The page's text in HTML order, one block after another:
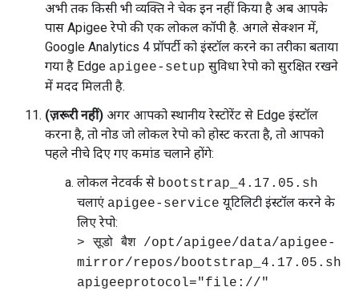
अभी तक किसी भी व्यक्ति ने चेक इन नहीं किया है अब आपके
पास Apigee रेपो की एक लोकल कॉपी है. अगले सेक्शन में,
Google Analytics 4 प्रॉपर्टी को इंस्टॉल करने का तरीका बताया
गया है Edge apigee-setup सुविधा रेपो को सुरक्षित रखने
में मदद मिलती है.
(ज़रूरी नहीं) अगर आपको स्थानीय रेस्टोरेंट से Edge इंस्टॉल
करना है, तो नोड जो लोकल रेपो को होस्ट करता है, तो आपको
पहले नीचे दिए गए कमांड चलाने होंगे:
लोकल नेटवर्क से bootstrap_4.17.05.sh
चलाएं apigee-service यूटिलिटी इंस्टॉल करने के
लिए रेपो:
> सूडो बैश /opt/apigee/data/apigee-
mirror/repos/bootstrap_4.17.05.sh
apigeeprotocol="file://"